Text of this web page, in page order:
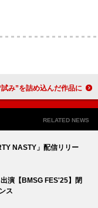
、ニューアルバム『S say』はシンフォニックな“試み”を詰め込んだ作品に
RELATED NEWS
NASTY」配信リリー
演【BMSG FES'25】閉
ス